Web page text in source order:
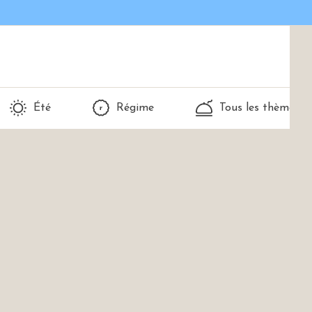
Été Régime Tous les thèmes